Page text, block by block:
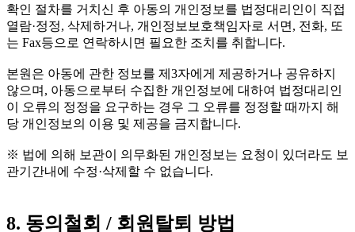
확인 절차를 거치신 후 아동의 개인정보를 법정대리인이 직접
열람·정정, 삭제하거나, 개인정보보호책임자로 서면, 전화, 또
는 Fax등으로 연락하시면 필요한 조치를 취합니다.
본원은 아동에 관한 정보를 제3자에게 제공하거나 공유하지
않으며, 아동으로부터 수집한 개인정보에 대하여 법정대리인
이 오류의 정정을 요구하는 경우 그 오류를 정정할 때까지 해
당 개인정보의 이용 및 제공을 금지합니다.
※ 법에 의해 보관이 의무화된 개인정보는 요청이 있더라도 보
관기간내에 수정·삭제할 수 없습니다.
8. 동의철회 / 회원탈퇴 방법